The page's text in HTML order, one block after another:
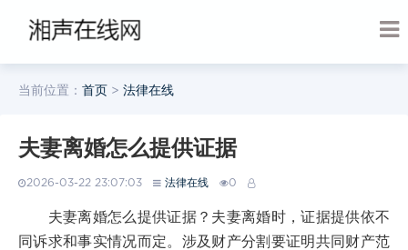
当前位置： 首页 > 法律在线
夫妻离婚怎么提供证据
2026-03-22 23:07:03 法律在线 0
夫妻离婚怎么提供证据？夫妻离婚时，证据提供依不
同诉求和事实情况而定。涉及财产分割要证明共同财产范